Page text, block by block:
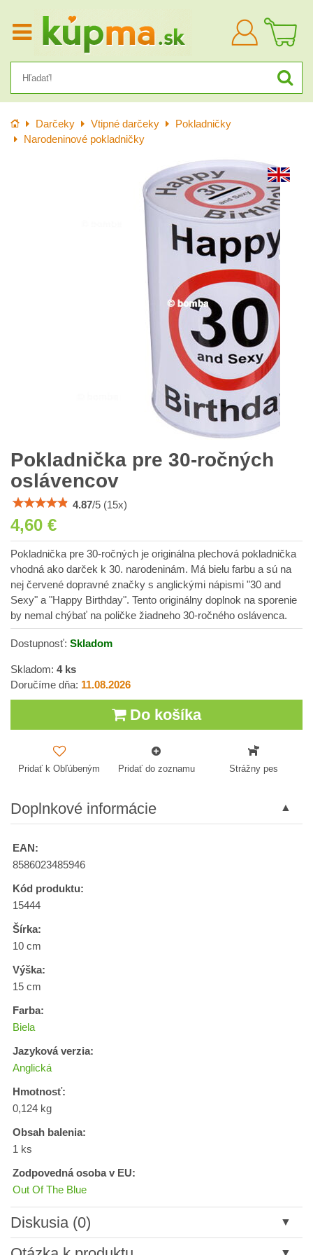
Prihlásiť
sa
Úvod Darčeky Vtipné darčeky
Pokladničky
Narodeninové pokladničky
Pokladnička pre 30-ročných
oslávencov
4.87/5 (15x)
4,60 €
Pokladnička pre 30-ročných je originálna plechová pokladnička
vhodná ako darček k 30. narodeninám. Má bielu farbu a sú na
nej červené dopravné značky s anglickými nápismi "30 and
Sexy" a "Happy Birthday". Tento originálny doplnok na sporenie
by nemal chýbať na poličke žiadneho 30-ročného oslávenca.
Dostupnosť: Skladom
Skladom: 4ks
Doručíme dňa: 11.08.2026
Do košíka
Pridať k Obľúbeným Pridať do zoznamu Strážny pes
Doplnkové informácie
EAN:
8586023485946
Kód produktu:
15444
Šírka:
10 cm
Výška:
15 cm
Farba:
Biela
Jazyková verzia:
Anglická
Hmotnosť:
0,124 kg
Obsah balenia:
1 ks
Zodpovedná osoba v EU:
Out Of The Blue
Diskusia (0)
Nový komentár